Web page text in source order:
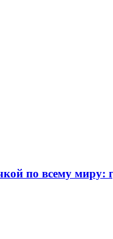
по всему миру: